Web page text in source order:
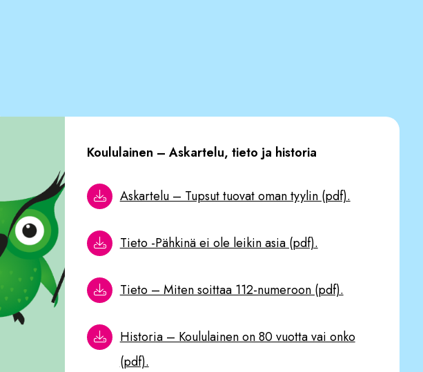
Koululainen – Askartelu, tieto ja historia
Askartelu – Tupsut tuovat oman tyylin (pdf).
Tieto -Pähkinä ei ole leikin asia (pdf).
Tieto – Miten soittaa 112-numeroon (pdf).
Historia – Koululainen on 80 vuotta vai onko
(pdf).